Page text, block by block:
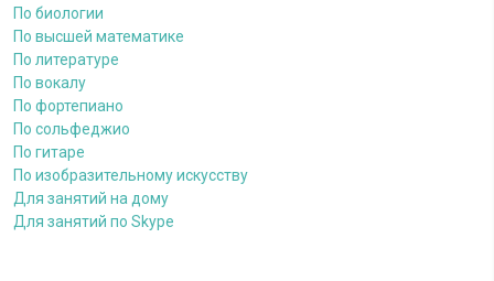
По биологии
По высшей математике
По литературе
По вокалу
По фортепиано
По сольфеджио
По гитаре
По изобразительному искусству
Для занятий на дому
Для занятий по Skype